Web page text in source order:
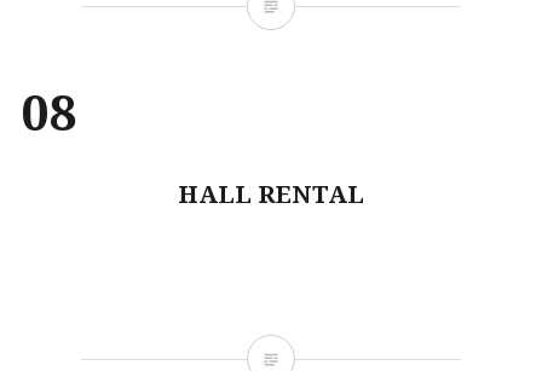
08
HALL RENTAL